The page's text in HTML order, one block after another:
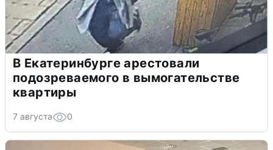
В Екатеринбурге арестовали
подозреваемого в вымогательстве
квартиры
7 августа 0